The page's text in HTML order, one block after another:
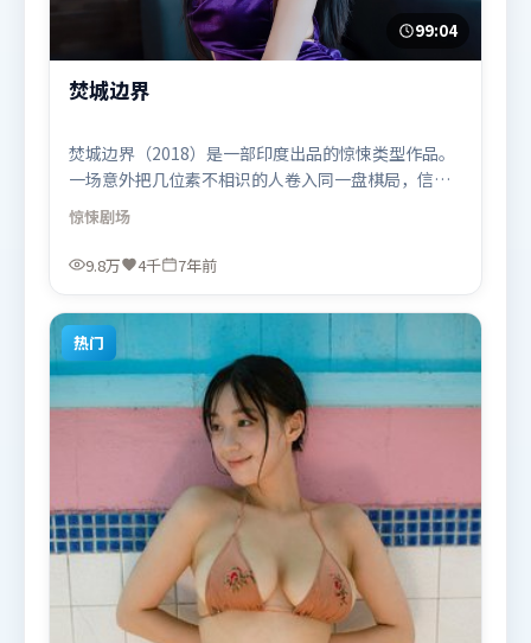
99:04
焚城边界
焚城边界（2018）是一部印度出品的惊悚类型作品。
一场意外把几位素不相识的人卷入同一盘棋局，信任
与背叛交替上演。群像刻画各有弧光，配角亦承担叙
事推进功能。由管虎执导，宋康昊、秦海璐、黄政
民，孙艺珍、弗洛伦丝·皮尤、堺雅人等联袂出演。
线，适合喜欢惊悚题材的观众观看。
惊悚剧场
9.8万 4千 7年前
热门